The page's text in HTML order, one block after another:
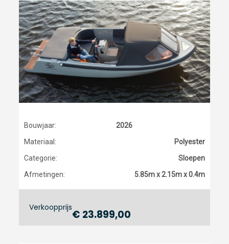
Bouwjaar:
2026
Materiaal:
Polyester
Categorie:
Sloepen
Afmetingen:
5.85m x 2.15m x 0.4m
Verkoopprijs
€ 23.899,00